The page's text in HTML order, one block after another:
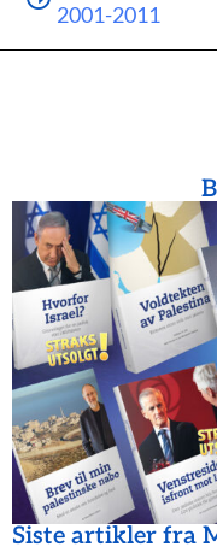
2001-2011
Siste artikler fra